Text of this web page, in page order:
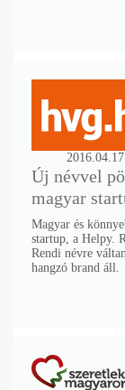
2016.04.17 .
Új névvel
magyar
Magyar és
startup, a Helpy.
Rendi névre
hangzó brand áll.